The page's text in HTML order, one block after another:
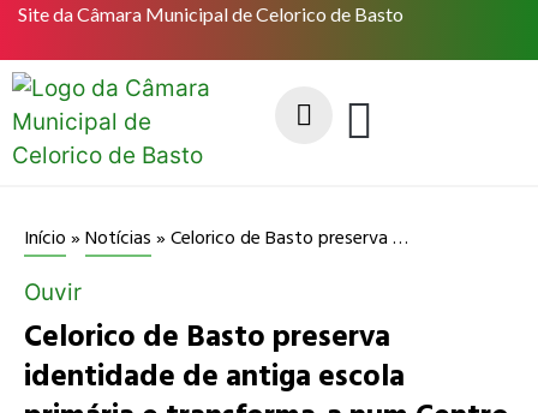
Site da Câmara Municipal de Celorico de Basto
Início»Notícias» Celorico de Basto preserva identidade de antiga escola primária e transforma-a num Centro Cultural
Ouvir
Celorico de Basto preserva
identidade de antiga escola